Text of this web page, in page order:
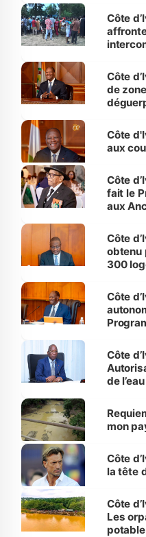
Côte
milieu
Côte
de
l'Etat
vies
Côte
aux
Côte
fait le
aux
Côte
obtenu
300
et
Côte
Côte
de
mon
Côte
la tête
Côte
Les